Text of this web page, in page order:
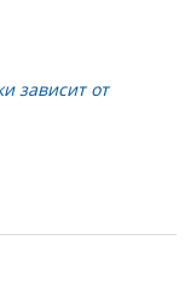
зависит от